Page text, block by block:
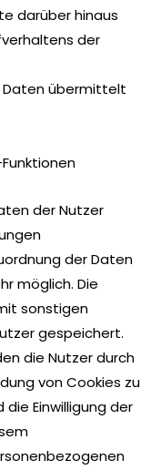
darüber hinaus
der
Daten übermittelt
der Nutzer
der Daten
möglich. Die
sonstigen
gespeichert.
die Nutzer durch
von Cookies zu
die Einwilligung der